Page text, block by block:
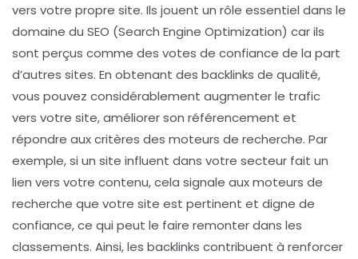
vers votre propre site. Ils jouent un rôle essentiel dans le
domaine du SEO (Search Engine Optimization) car ils
sont perçus comme des votes de confiance de la part
d’autres sites. En obtenant des backlinks de qualité,
vous pouvez considérablement augmenter le trafic
vers votre site, améliorer son référencement et
répondre aux critères des moteurs de recherche. Par
exemple, si un site influent dans votre secteur fait un
lien vers votre contenu, cela signale aux moteurs de
recherche que votre site est pertinent et digne de
confiance, ce qui peut le faire remonter dans les
classements. Ainsi, les backlinks contribuent à renforcer